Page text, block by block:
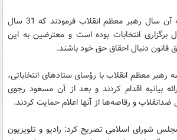
وی افزود: در نماز جمعه آن سال رهبر معظم انقلاب فرمودند که 31 سال
انتخابات بوده است و معترضین به این
قانون دنبال احقاق حق خود باشند.
معظم انقلاب با رؤسای ستادهای انتخاباتی،
سال 88 به ارائه بیانیه اقدام کردند و بعد از آن مسعود رجوی
و رقاصه‌ها از آنها اعلام حمایت کردند.
شورای اسلامی تصریح کرد: رادیو و تلویزیون